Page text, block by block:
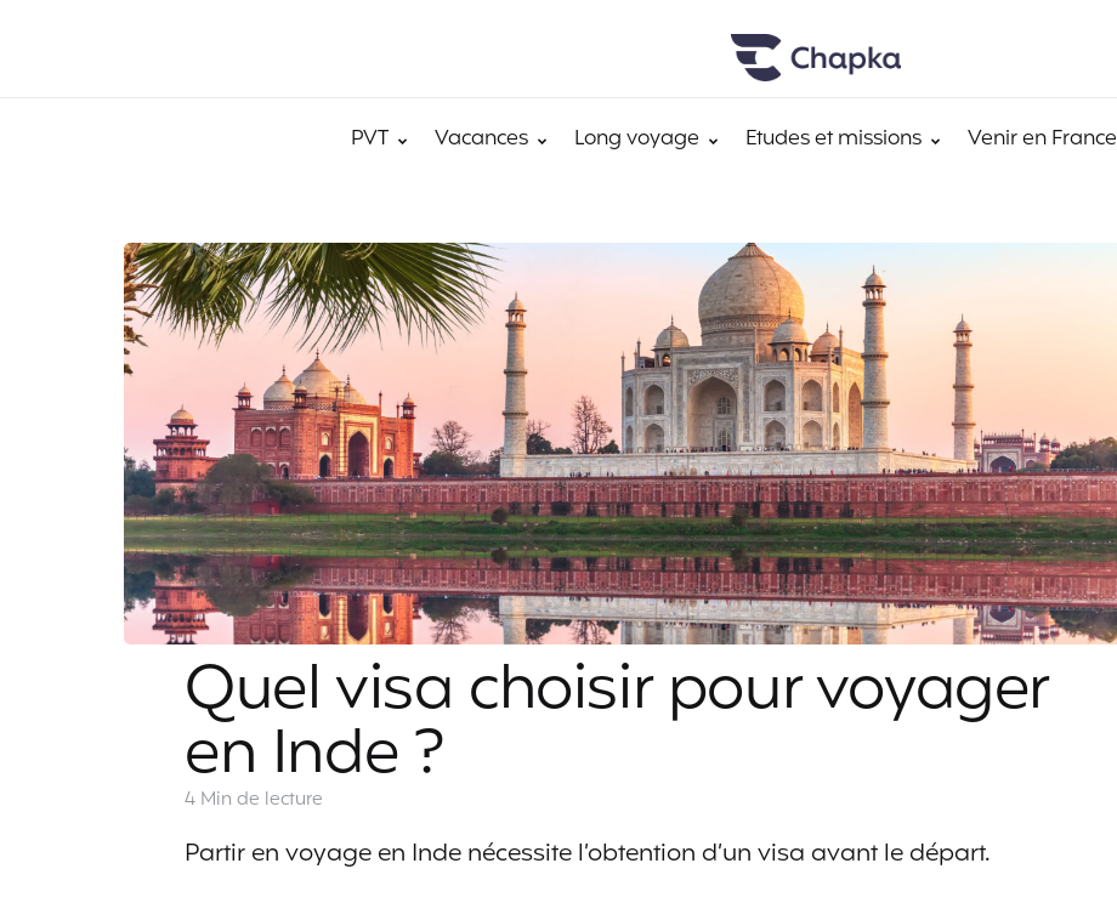
PVT Vacances Long voyage Etudes et missions Venir en France
Quel visa choisir pour voyager
en Inde ?
4 Min de lecture
Partir en voyage en Inde nécessite l’obtention d’un visa avant le départ.